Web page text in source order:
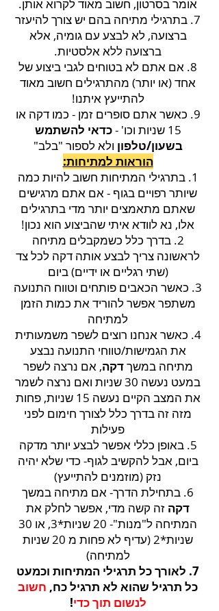
אומר בסרטון, חשוב מאוד לקרוא אותן.
7. בתרגילי מתיחה בהם יש צורך להיעזר
ברצועה, לא לבצע עם גומיה, אלא
ברצועה ללא אלסטיות.
8. אם אתם לא בטוחים לגבי ביצוע של
אחד (או יותר) מהתרגילים חשוב מאוד
להתייעץ איתנו!
9. כאשר אתם סופרים זמן - כמו דקה או
15 שניות וכו' -
כדאי להשתמש
בשעון/טלפון ולא לספור "בלב"
הוראות למתיחות:
1. בתרגילי המתיחות חשוב להיות כמה
שיותר רפויים בגוף - אם אתם מרגישים
שאתם מתאמצים יותר מדי בתרגילים
אלו, נא לוודא איתי שהביצוע הוא נכון!
2. בדרך כלל כשמקבלים מתיחה
לראשונה צריך לבצע אותה דקה לכל צד
(שתי רגליים או ידיים) ביום
3. כאשר הכאבים פותחים וטווח התנועה
משתפר אפשר להוריד את כמות הזמן
למתיחה
4. כאשר אנחנו רוצים לשפר משמעותית
את הגמישות/טווחי התנועה נבצע
מתיחה במשךדקה, אם נרצה לשפר
במעט נעשה 30 שניות ואם נרצה לשמר
את המצב הקיים נעשה 15 שניות, פחות
מזה זה בדרך כלל לצורך חימום לפני
פעילות
5. באופן כללי אפשר לבצע יותר מדקה
ביום, אבל להקשיב לגוף- כדי שלא יהיה
נזק (מוזמנים להתייעץ)
6. בתחילת הדרך- אם מתיחה במשך
דקה זה קשה מדי, אפשר לחלק את
המתיחה ל"מנות"- 20 שניות*3, או 30
שניות*2 (עדיף לא פחות מ 20 שניות
למתיחה)
7. לאורך כל תרגילי המתיחות וכמעט
כל תרגיל שהוא לא תרגיל כח, חשוב
לנשום תוך כדי!